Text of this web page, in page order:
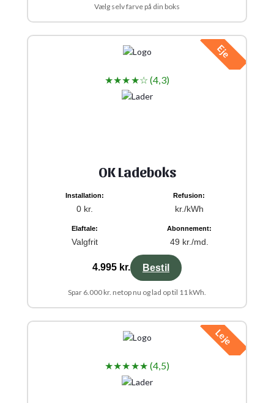
Vælg selv farve på din boks
Eje
★★★★☆ (4,3)
OK Ladeboks
Installation:
0 kr.
Refusion:
kr./kWh
Elaftale:
Valgfrit
Abonnement:
49 kr./md.
4.995 kr. Bestil
Spar 6.000 kr. netop nu og lad op til 11 kWh.
Leje
★★★★★ (4,5)